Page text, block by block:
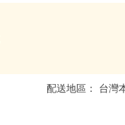
配送地區： 台灣